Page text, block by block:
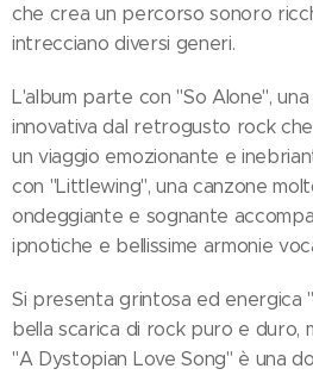
che crea un percorso sonoro
intrecciano diversi generi.
L'album parte con "So Alone",
innovativa dal retrogusto rock
un viaggio emozionante e
con "Littlewing", una canzone
ondeggiante e sognante
ipnotiche e bellissime armonie
Si presenta grintosa ed energica
bella scarica di rock puro e duro,
"A Dystopian Love Song" è una